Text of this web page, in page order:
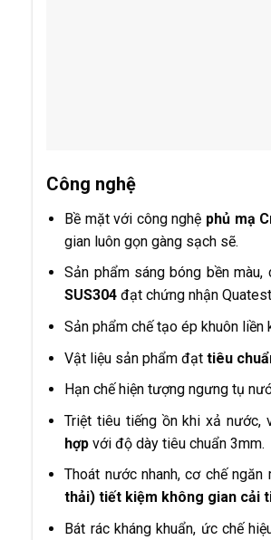
Công nghệ
Bề mặt với công nghệ phủ mạ
gian luôn gọn gàng sạch sẽ.
Sản phẩm sáng bóng bền
SUS304 đạt chứng nhận
Sản phẩm chế tạo ép khuôn liền
Vật liệu sản phẩm đạttiêu
Hạn chế hiện tượng ngưng tụ
Triệt tiêu tiếng ồn khi xả nước,
hợp với độ dày tiêu chuẩn 3mm.
Thoát nước nhanh, cơ chế
thải) tiết kiệm không gian cải
Bát rác kháng khuẩn, ức chế